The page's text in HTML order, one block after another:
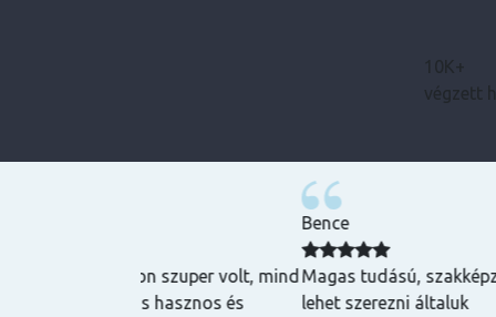
10K+
végzett
Magas tudású, szakképzett emberek
lehet szerezni általuk